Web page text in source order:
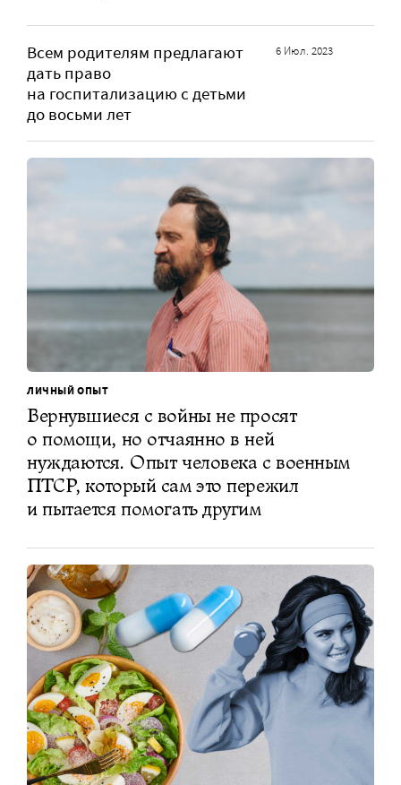
Всем родителям предлагают
дать право
на госпитализацию с детьми
до восьми лет
6 Июл. 2023
ЛИЧНЫЙ ОПЫТ
Вернувшиеся с войны не просят
о помощи, но отчаянно в ней
нуждаются. Опыт человека с военным
ПТСР, который сам это пережил
и пытается помогать другим